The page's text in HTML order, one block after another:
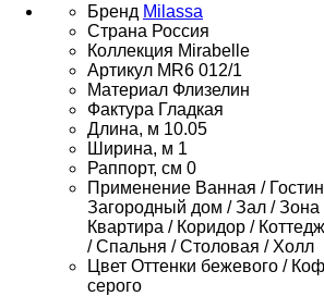
Бренд Milassa
Страна Россия
Коллекция Mirabelle
Артикул MR6 012/1
Материал Флизелин
Фактура Гладкая
Длина, м 10.05
Ширина, м 1
Раппорт, см 0
Применение Ванная /
Загородный дом / Зал / Зона
Квартира / Коридор /
/ Спальня / Столовая / Холл
Цвет Оттенки бежевого /
серого